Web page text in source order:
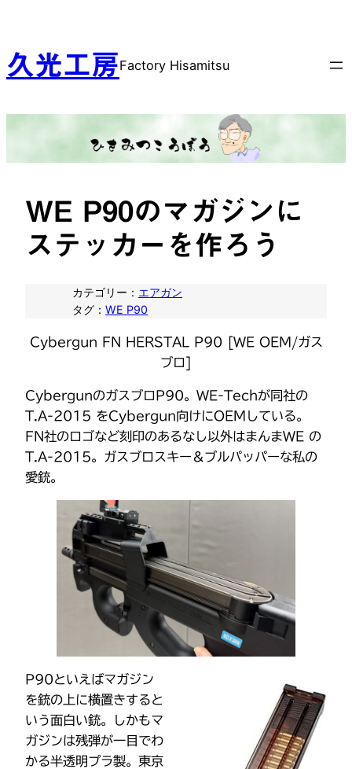
を
ス
ッ
久光工房Factory Hisamitsu
WE P90のマガジンに
ステッカーを作ろう
カテゴリー： エアガン
タグ： WE P90
Cybergun FN HERSTAL P90 [WE OEM/ガス
ブロ]
CybergunのガスブロP90。WE-Techが同社の
T.A-2015 をCybergun向けにOEMしている。
FN社のロゴなど刻印のあるなし以外はまんまWE の
T.A-2015。ガスブロスキー＆ブルパッパーな私の
愛銃。
P90といえばマガジン
を銃の上に横置きすると
いう面白い銃。しかもマ
ガジンは残弾が一目でわ
かる半透明プラ製。東京